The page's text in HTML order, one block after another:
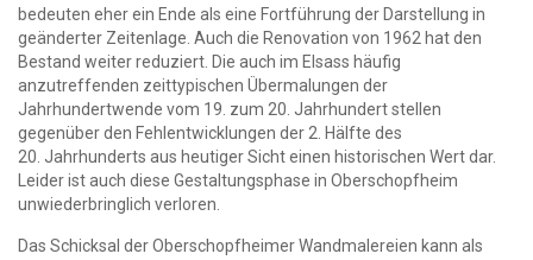
bedeuten eher ein Ende als eine Fortführung der Darstellung in
geänderter Zeitenlage. Auch die Renovation von 1962 hat den
Bestand weiter reduziert. Die auch im Elsass häufig
anzutreffenden zeittypischen Übermalungen der
Jahrhundertwende vom 19. zum 20. Jahrhundert stellen
gegenüber den Fehlentwicklungen der 2. Hälfte des
20. Jahrhunderts aus heutiger Sicht einen historischen Wert dar.
Leider ist auch diese Gestaltungsphase in Oberschopfheim
unwiederbringlich verloren.
Das Schicksal der Oberschopfheimer Wandmalereien kann als